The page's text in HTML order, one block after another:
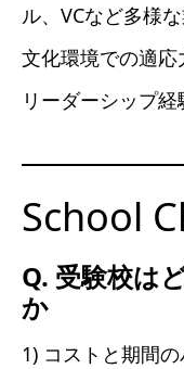
ル、VCなど多様
文化環境での適
リーダーシップ経
School
Q. 受験校は
か
1) コストと期間